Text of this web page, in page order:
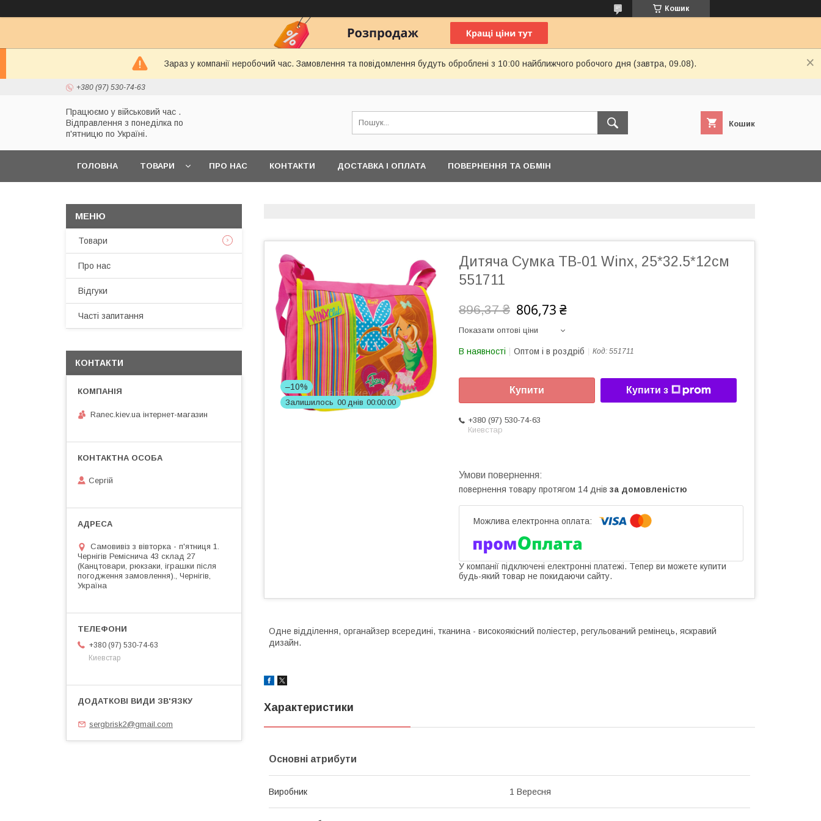
Кошик
Зараз у компанії неробочий час. Замовлення та повідомлення будуть оброблені з 10:00 найближчого робочого дня (завтра, 09.08).
+380 (97) 530-74-63
Працюємо у військовий час .
Відправлення з понеділка по
п'ятницю по Україні.
Кошик
ГОЛОВНА ТОВАРИ ПРО НАС КОНТАКТИ ДОСТАВКА І ОПЛАТА ПОВЕРНЕННЯ ТА ОБМІН
–10%
Залишилось 00 днів 00 00 00
Дитяча Сумка TB-01 Winx, 25*32.5*12см
551711
896,37 ₴ 806,73 ₴
Показати оптові ціни
В наявності Оптом і в роздріб Код: 551711
Купити Купити з
+380 (97) 530-74-63
Киевстар
повернення товару протягом 14 днів за домовленістю
У компанії підключені електронні платежі. Тепер ви можете купити
будь-який товар не покидаючи сайту.
Одне відділення, органайзер всередині, тканина - високоякісний поліестер, регульований ремінець, яскравий
дизайн.
Характеристики
Основні атрибути
Виробник 1 Вересня
Товари
Про нас
Відгуки
Часті запитання
КОНТАКТИ
Ranec.kiev.ua інтернет-магазин
Сергій
Самовивіз з вівторка - п'ятниця 1.
Чернігів Реміснича 43 склад 27
(Канцтовари, рюкзаки, іграшки після
погодження замовлення)., Чернігів,
Україна
+380 (97) 530-74-63
Киевстар
sergbrisk2@gmail.com